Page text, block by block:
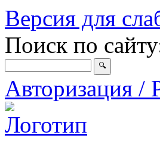
Версия для
Поиск по
Авторизация /